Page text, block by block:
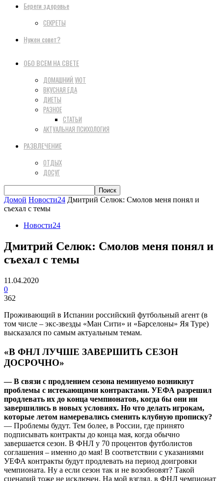
Береги здоровье
СЕКРЕТЫ
Нужен совет?
ОБО ВСЕМ НА СВЕТЕ
ДОМАШНИЙ УЮТ
ВКУСНАЯ ЕДА
ДИЕТЫ
РАЗНОЕ
СТАТЬИ
АКТУАЛЬНАЯ ПСИХОЛОГИЯ
РАЗВЛЕЧЕНИЕ
ОТДЫХ
ДОСУГ
Домой Новости24 Дмитрий Селюк: Смолов меня понял и
съехал с темы
Новости24
Дмитрий Селюк: Смолов меня понял и
съехал с темы
11.04.2020
0
362
Проживающий в Испании российский футбольный агент (в
том числе – экс-звезды «Ман Сити» и «Барселоны» Яя Туре)
высказался по самым актуальным темам.
«В ФНЛ ЛУЧШЕ ЗАВЕРШИТЬ СЕЗОН
ДОСРОЧНО»
— В связи с продлением сезона неминуемо возникнут
проблемы с истекающими контрактами. УЕФА разрешил
продлевать их до конца чемпионатов, когда бы они ни
завершились в новых условиях. Но что делать игрокам,
которые летом намеревались сменить клубную прописку?
— Проблемы будут. Тем более, в России, где принято
подписывать контракты до конца мая, когда обычно
завершается сезон. В ФНЛ у 70 процентов футболистов
соглашения – именно до мая! В соответствии с указаниями
УЕФА контракты будут продлевать на период доигровки
чемпионата. Ну а если сезон так и не возобновят? Такой
сценарий тоже не исключен. На мой взгляд, в ФНЛ чемпионат